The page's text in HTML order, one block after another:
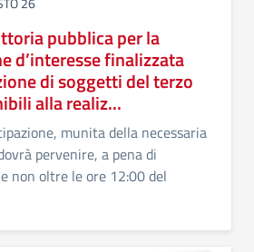
pubblica per la
d’interesse finalizzata
di soggetti del terzo
alla realiz...
munita della necessaria
pervenire, a pena di
non oltre le ore 12:00 del